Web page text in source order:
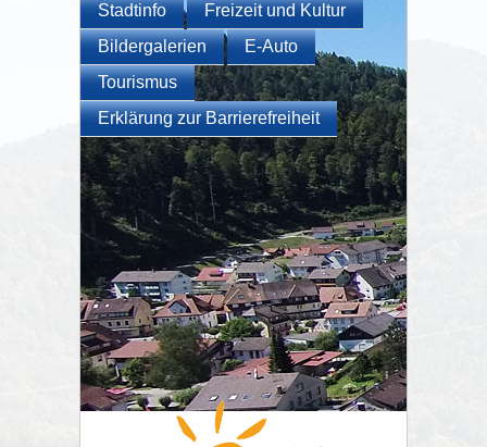
Stadtinfo
Freizeit und Kultur
Bildergalerien
E-Auto
Tourismus
Erklärung zur Barrierefreiheit